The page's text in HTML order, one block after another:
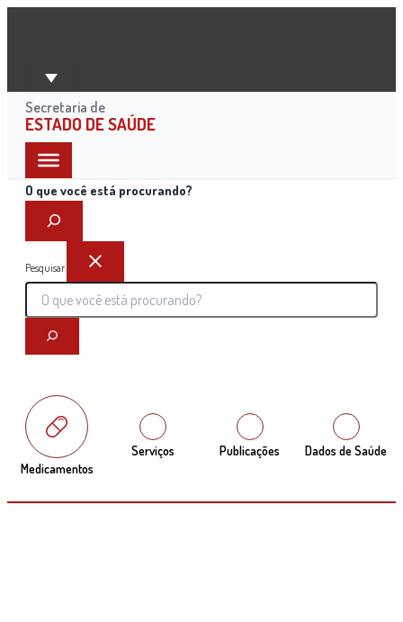
Ir
conteúdo
Secretaria de
ESTADO DE SAÚDE
O que você está procurando?
Pesquisar
Medicamentos
Serviços Publicações Dados de Saúde